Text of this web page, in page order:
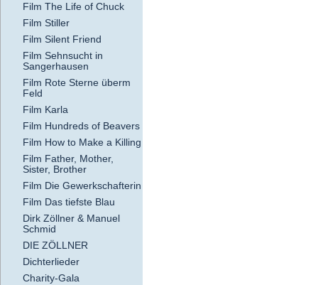
Film The Life of Chuck
Film Stiller
Film Silent Friend
Film Sehnsucht in
Sangerhausen
Film Rote Sterne überm
Feld
Film Karla
Film Hundreds of Beavers
Film How to Make a Killing
Film Father, Mother,
Sister, Brother
Film Die Gewerkschafterin
Film Das tiefste Blau
Dirk Zöllner & Manuel
Schmid
DIE ZÖLLNER
Dichterlieder
Charity-Gala